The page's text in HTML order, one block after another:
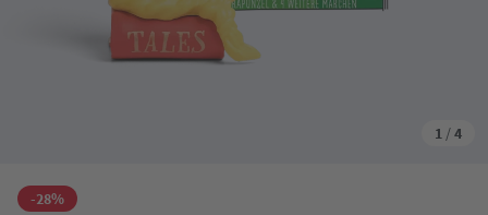
1 /4
-28%